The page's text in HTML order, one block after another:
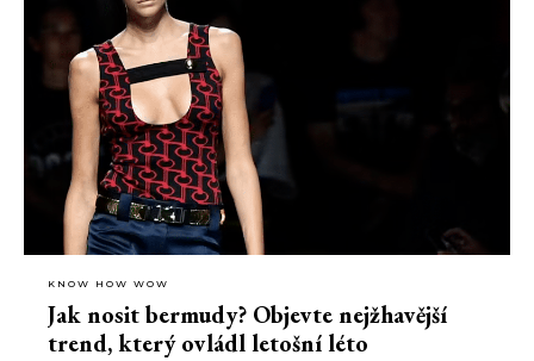
KNOW HOW WOW
Jak nosit bermudy? Objevte nejžhavější
trend, který ovládl letošní léto